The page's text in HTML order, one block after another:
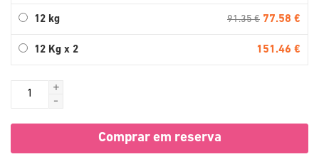
12 kg 91.35 € 77.58 €
12 Kg x 2 151.46 €
+
-
Comprar em reserva